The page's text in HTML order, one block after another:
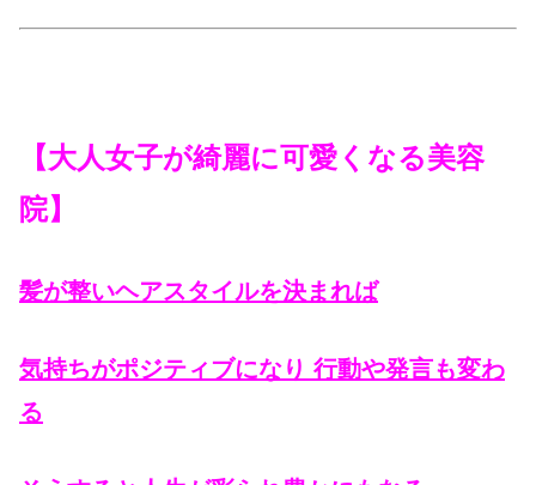
【大人女子が綺麗に可愛くなる美容
院】
髪が整いヘアスタイルを決まれば
気持ちがポジティブになり 行動や発言も変わ
る